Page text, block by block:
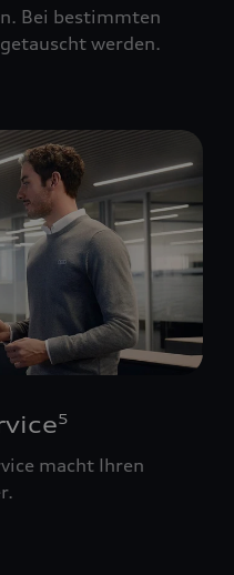
Bei bestimmten
werden.
5
macht Ihren